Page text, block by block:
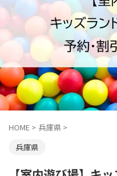
HOME > 兵庫県 >
兵庫県